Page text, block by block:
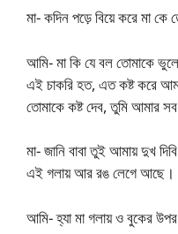
মা- কদিন পড়ে বিয়ে করে মা
আমি- মা কি যে বল তোমাকে
এই চাকরি হত, এত কষ্ট করে
তোমাকে কষ্ট দেব, তুমি আমার
মা- জানি বাবা তুই আমায় দুখ
এই গলায় আর রঙ লেগে আছে।
আমি- হ্যা মা গলায় ও বুকের